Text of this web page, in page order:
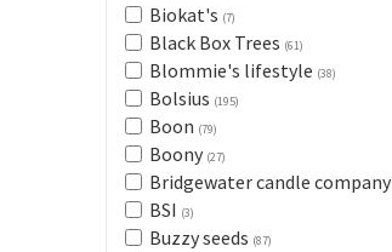
Biokat's (7)
Black Box Trees (61)
Blommie's lifestyle (38)
Bolsius (195)
Boon (79)
Boony (27)
Bridgewater candle company
BSI (3)
Buzzy seeds (87)